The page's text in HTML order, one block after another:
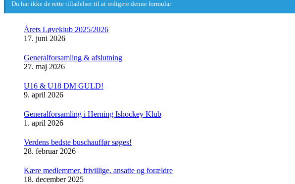
Du har ikke de rette tilladelser til at redigere denne formular
Årets Løveklub 2025/2026
17. juni 2026
Generalforsamling & afslutning
27. maj 2026
U16 & U18 DM GULD!
9. april 2026
Generalforsamling i Herning Ishockey Klub
1. april 2026
Verdens bedste buschauffør søges!
28. februar 2026
Kære medlemmer, frivillige, ansatte og forældre
18. december 2025